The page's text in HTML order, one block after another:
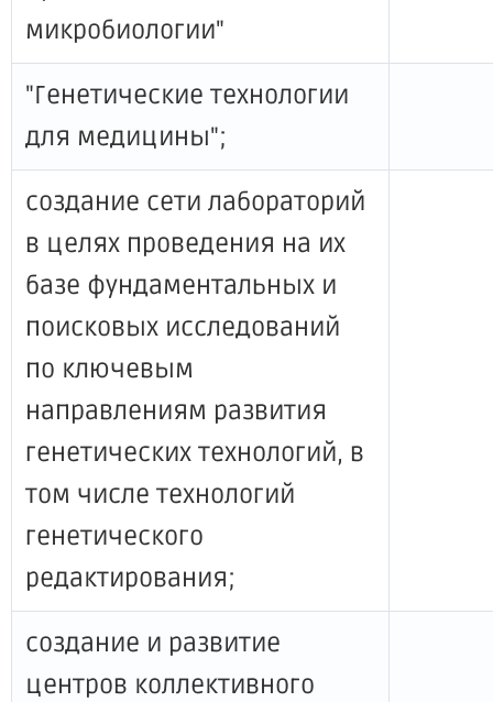
микробиологии"
"Генетические технологии
для медицины";
создание сети лабораторий
в целях проведения на их
базе фундаментальных и
поисковых исследований
по ключевым
направлениям развития
генетических технологий, в
том числе технологий
генетического
редактирования;
создание и развитие
центров коллективного